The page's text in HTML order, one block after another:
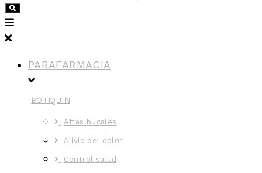
PARAFARMACIA
BOTIQUIN
Aftas bucales
Alivio del dolor
Control salud